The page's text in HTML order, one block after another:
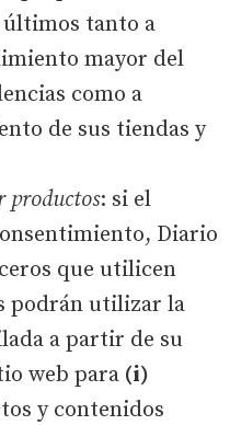
últimos tanto a
mayor del
como a
de sus tiendas y
productos: si el
Diario
que utilicen
podrán utilizar la
a partir de su
web para (i)
y contenidos